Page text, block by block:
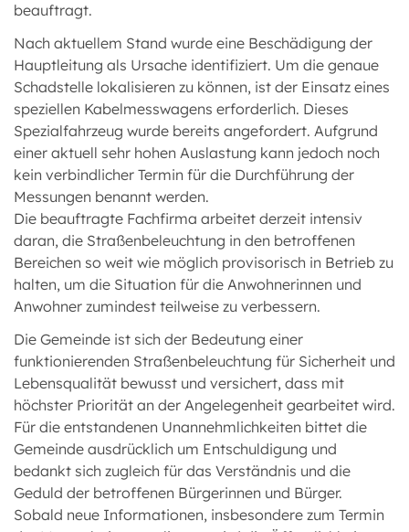
beauftragt.
Nach aktuellem Stand wurde eine Beschädigung der
Hauptleitung als Ursache identifiziert. Um die genaue
Schadstelle lokalisieren zu können, ist der Einsatz eines
speziellen Kabelmesswagens erforderlich. Dieses
Spezialfahrzeug wurde bereits angefordert. Aufgrund
einer aktuell sehr hohen Auslastung kann jedoch noch
kein verbindlicher Termin für die Durchführung der
Messungen benannt werden.
Die beauftragte Fachfirma arbeitet derzeit intensiv
daran, die Straßenbeleuchtung in den betroffenen
Bereichen so weit wie möglich provisorisch in Betrieb zu
halten, um die Situation für die Anwohnerinnen und
Anwohner zumindest teilweise zu verbessern.
Die Gemeinde ist sich der Bedeutung einer
funktionierenden Straßenbeleuchtung für Sicherheit und
Lebensqualität bewusst und versichert, dass mit
höchster Priorität an der Angelegenheit gearbeitet wird.
Für die entstandenen Unannehmlichkeiten bittet die
Gemeinde ausdrücklich um Entschuldigung und
bedankt sich zugleich für das Verständnis und die
Geduld der betroffenen Bürgerinnen und Bürger.
Sobald neue Informationen, insbesondere zum Termin